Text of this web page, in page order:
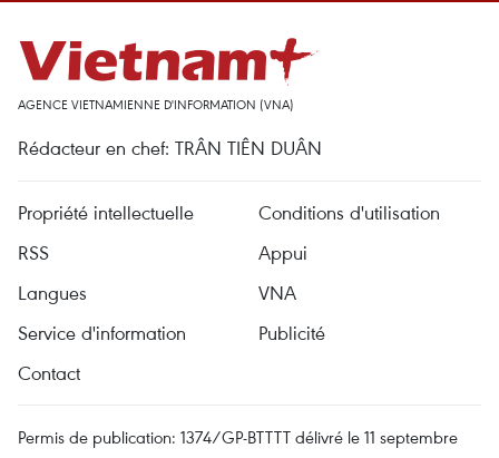
AGENCE VIETNAMIENNE D'INFORMATION (VNA)
Rédacteur en chef: TRÂN TIÊN DUÂN
Propriété intellectuelle
Conditions d'utilisation
RSS
Appui
Langues
VNA
Service d'information
Publicité
Contact
Permis de publication: 1374/GP-BTTTT délivré le 11 septembre